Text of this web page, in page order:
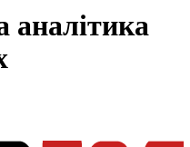
аналітика